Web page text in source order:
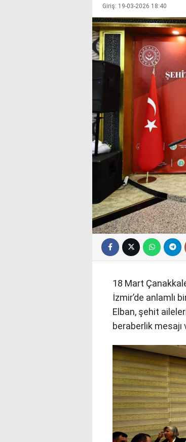
Giriş: 19-03-2026 18:40
18 Mart
İzmir’de anlamlı
Elban, şehit
beraberlik mesajı